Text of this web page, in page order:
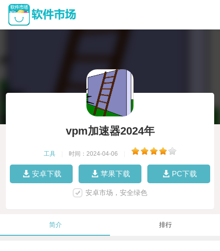
vpm加速器2024年
工具 时间：2024-04-06
安卓下载 苹果下载 PC下载
安卓市场，安全绿色
简介 排行